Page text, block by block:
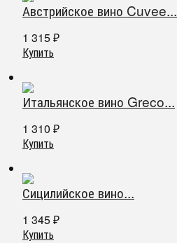
Австрийское вино Cuvee...
1 315 ₽
Купить
Итальянское вино Greco...
1 310 ₽
Купить
Сицилийское вино...
1 345 ₽
Купить